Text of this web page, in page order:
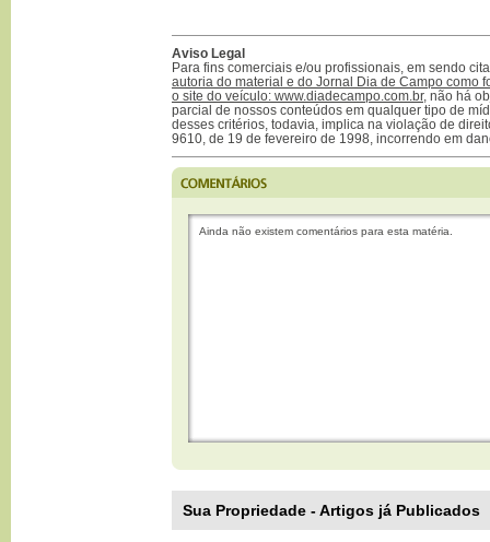
Aviso Legal
Para fins comerciais e/ou profissionais, em sendo
autoria do material e do Jornal Dia de Campo como
o site do veículo: www.diadecampo.com.br, não há
parcial de nossos conteúdos em qualquer tipo de
desses critérios, todavia, implica na violação de
9610, de 19 de fevereiro de 1998, incorrendo em
Ainda não existem comentários para esta matéria.
Sua Propriedade - Artigos já Publicados